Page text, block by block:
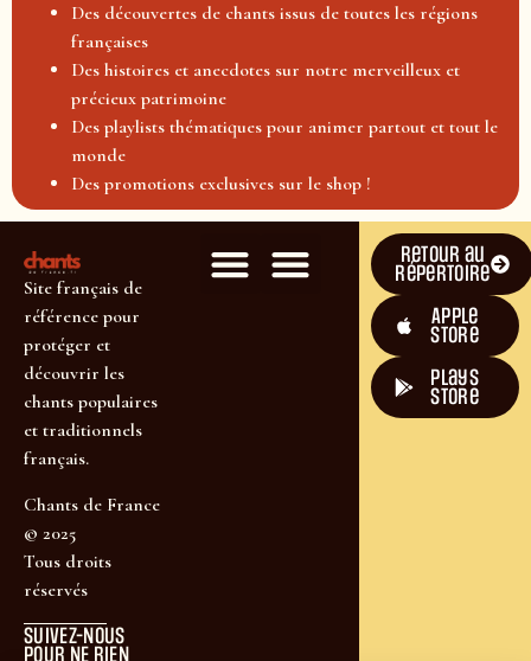
Des découvertes de chants issus de toutes les régions
françaises
Des histoires et anecdotes sur notre merveilleux et
précieux patrimoine
Des playlists thématiques pour animer partout et tout le
monde
Des promotions exclusives sur le shop !
Site français de
référence pour
protéger et
découvrir les
chants populaires
et traditionnels
français.
Chants de France
© 2025
Tous droits
réservés
SUIVEZ-NOUS
POUR NE RIEN
Retour au
répertoire
Apple
Store
plays
store